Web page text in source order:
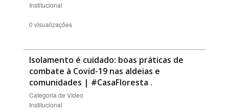
Institucional
0 visualizações
Isolamento é cuidado: boas práticas de
combate à Covid-19 nas aldeias e
comunidades | #CasaFloresta .
Categoria de Vídeo
Institucional